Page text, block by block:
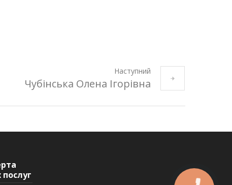
Наступний
Чубінська Олена Ігорівна